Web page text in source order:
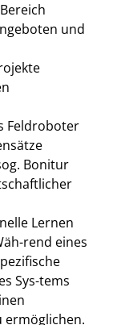
und
Feldroboter
Bonitur
Lernen
rend eines
Sys-tems
ermöglichen.